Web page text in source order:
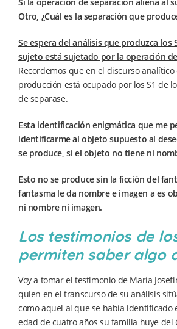
Otro, ¿Cuál es la separación que
Se espera del análisis que produzca los
sujeto está sujetado por la operación
Recordemos que en el discurso
producción está ocupado por los S1 de
de separase.
Esta identificación enigmática que me
identificarme al objeto supuesto al
se produce, si el objeto no tiene ni
Esto no se produce sin la ficción del
fantasma le da nombre e imagen a es
ni nombre ni imagen.
Los testimonios de
permiten saber algo
Voy a tomar el testimonio de María
quien en el transcurso de su análisis
como aquel al que se había identificado
edad de cuatro años su familia huye del